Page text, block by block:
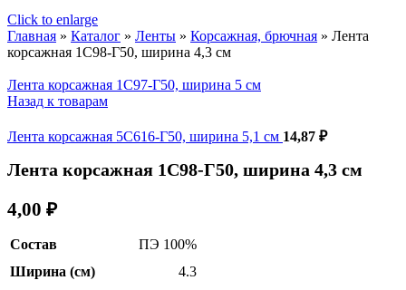
Click to enlarge
Главная » Каталог » Ленты » Корсажная, брючная » Лента
корсажная 1С98-Г50, ширина 4,3 см
Лента корсажная 1С97-Г50, ширина 5 см
Назад к товарам
Лента корсажная 5С616-Г50, ширина 5,1 см 14,87 ₽
Лента корсажная 1С98-Г50, ширина 4,3 см
4,00 ₽
Состав
ПЭ 100%
Ширина (см)
4.3